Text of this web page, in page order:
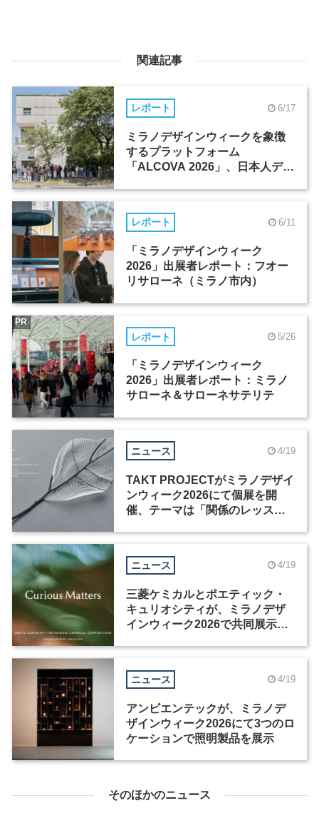
関連記事
レポート 6/17
ミラノデザインウィークを象徴
するプラットフォーム
「ALCOVA 2026」、日本人デザ
レポート 6/11
「ミラノデザインウィーク
2026」出展者レポート：フオー
リサローネ（ミラノ市内）
レポート 5/26
「ミラノデザインウィーク
2026」出展者レポート：ミラノ
サローネ＆サローネサテリテ
PR
ニュース 4/19
TAKT PROJECTがミラノデザイ
ンウィーク2026にて個展を開
催、テーマは「関係のレッス
ニュース 4/19
三菱ケミカルとポエティック・
キュリオシティが、ミラノデザ
インウィーク2026で共同展示を
ニュース 4/19
アンビエンテックが、ミラノデ
ザインウィーク2026にて3つのロ
ケーションで照明製品を展示
そのほかのニュース